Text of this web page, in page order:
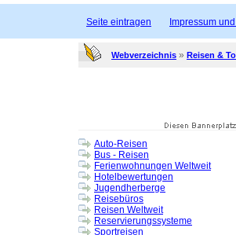
Seite eintragen Impressum
Webverzeichnis » Reisen &
Auto-Reisen
Bus - Reisen
Ferienwohnungen Weltweit
Hotelbewertungen
Jugendherberge
Reisebüros
Reisen Weltweit
Reservierungssysteme
Sportreisen